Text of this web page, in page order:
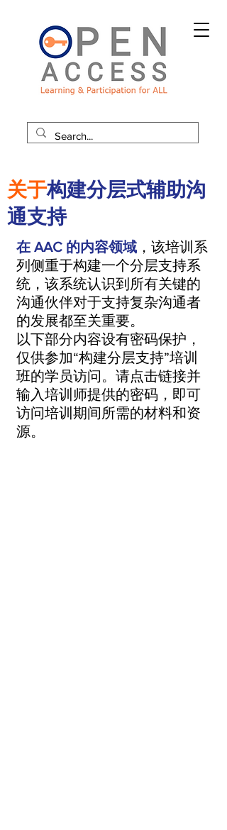
关于构建分层式辅助沟
通支持
在 AAC 的内容领域 ，该培训系
列侧重于构建一个分层支持系
统，该系统认识到所有关键的
沟通伙伴对于支持复杂沟通者
的发展都至关重要。
以下部分内容设有密码保护，
仅供参加“构建分层支持”培训
班的学员访问。请点击链接并
输入培训师提供的密码，即可
访问培训期间所需的材料和资
源。